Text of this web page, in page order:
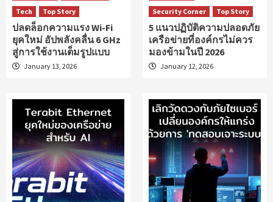
Tech
Top Story
ปลดล็อกความแรง Wi-Fi
ยุคใหม่ อัปพลังคลื่น 6 GHz
สู่การใช้งานเต็มรูปแบบ
January 13, 2026
Security Corner
Top Story
5 แนวปฏิบัติความปลอดภัย
เครือข่ายที่องค์กรไม่ควร
มองข้ามในปี 2026
January 12, 2026